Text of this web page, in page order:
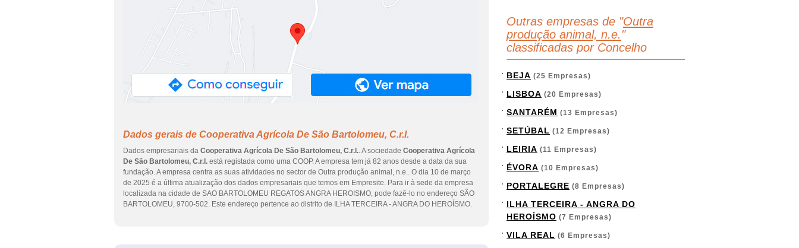
Dados gerais de Cooperativa Agrícola De São Bartolomeu, C.r.l.
Dados empresariais da Cooperativa Agrícola De São Bartolomeu, C.r.l.. A sociedade Cooperativa Agrícola
De São Bartolomeu, C.r.l. está registada como uma COOP. A empresa tem já 82 anos desde a data da sua
fundação. A empresa centra as suas atividades no sector de Outra produção animal, n.e.. O dia 10 de março
de 2025 é a última atualização dos dados empresariais que temos em Empresite. Para ir à sede da empresa
localizada na cidade de SAO BARTOLOMEU REGATOS ANGRA HEROISMO, pode fazê-lo no endereço SÃO
BARTOLOMEU, 9700-502. Este endereço pertence ao distrito de ILHA TERCEIRA - ANGRA DO HEROÍSMO.
Outras empresas de "Outra
produção animal, n.e. "
classificadas por Concelho
BEJA (25 Empresas)
LISBOA (20 Empresas)
SANTARÉM (13 Empresas)
SETÚBAL (12 Empresas)
LEIRIA (11 Empresas)
ÉVORA (10 Empresas)
PORTALEGRE (8 Empresas)
ILHA TERCEIRA - ANGRA DO
HEROÍSMO (7 Empresas)
VILA REAL (6 Empresas)